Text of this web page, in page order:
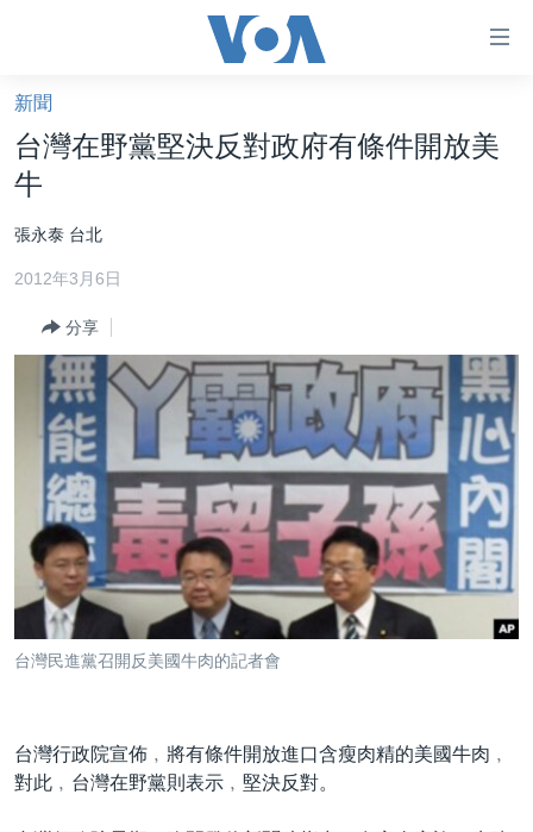
礙
鏈
接
轉
內
索
美國大選2024
海外港人
新聞自由
揭謊頻道
美國
中國
國際
經貿
視頻
美國專訊
新聞音頻
國語
新聞
台灣在野黨堅決反對政府有條件開放美
牛
張永泰 台北
2012年3月6日
分享
台灣民進黨召開反美國牛肉的記者會
台灣行政院宣佈﹐將有條件開放進口含瘦肉精的美國牛肉﹐
對此﹐台灣在野黨則表示﹐堅決反對。